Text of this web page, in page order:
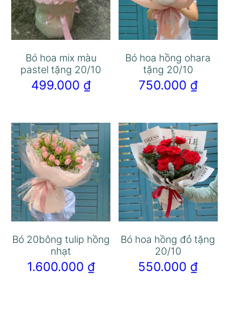
Bó hoa mix màu
pastel tặng 20/10
499.000 ₫
Bó hoa hồng ohara
tặng 20/10
750.000 ₫
Bó 20bông tulip hồng
nhạt
1.600.000 ₫
Bó hoa hồng đỏ tặng
20/10
550.000 ₫